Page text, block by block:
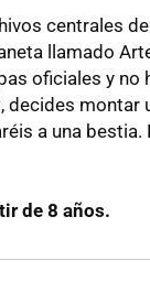
centrales
llamado
oficiales y no
montar
a una bestia.
de 8 años.